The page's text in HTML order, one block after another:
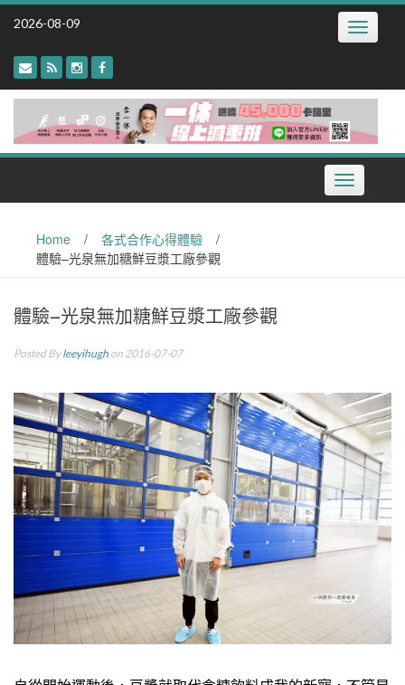
Skip
2026-08-09 Toggle
Toggle
navigation
Home / 各式合作心得體驗
/
體驗–光泉無加糖鮮豆漿工廠參觀
體驗–光泉無加糖鮮豆漿工廠參觀
Posted Byleeyihugh on 2016-07-07